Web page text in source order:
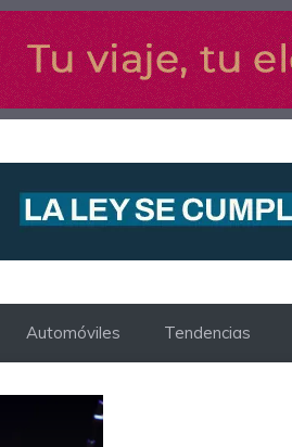
Automóviles Tendencias